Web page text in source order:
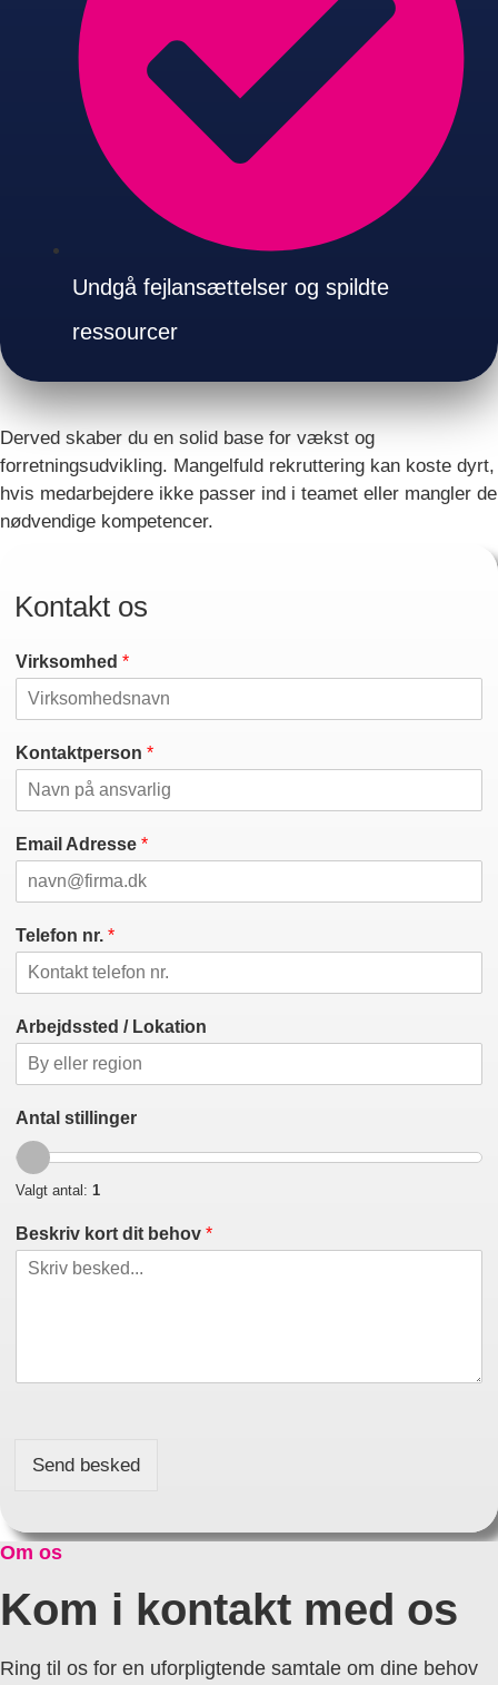
Undgå fejlansættelser og spildte
ressourcer
Derved skaber du en solid base for vækst og
forretningsudvikling. Mangelfuld rekruttering kan koste dyrt,
hvis medarbejdere ikke passer ind i teamet eller mangler de
nødvendige kompetencer.
Kontakt os
Virksomhed*
Kontaktperson*
Email Adresse*
Telefon nr.*
Arbejdssted / Lokation
Antal stillinger
Valgt antal:1
Beskriv kort dit behov*
Send besked
Om os
Kom i kontakt med os
Ring til os for en uforpligtende samtale om dine behov